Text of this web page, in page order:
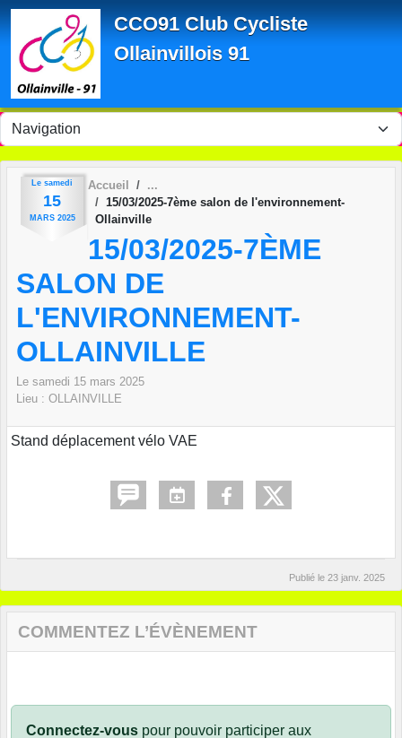
CCO91 Club Cycliste
Ollainvillois 91
Le samedi
15
MARS 2025
Accueil
15/03/2025-7ème salon de l'environnement-
Ollainville
15/03/2025-7ÈME
SALON DE
L'ENVIRONNEMENT-
OLLAINVILLE
Le samedi 15 mars 2025
Lieu : OLLAINVILLE
Stand déplacement vélo VAE
Publié le 23 janv. 2025
COMMENTEZ L’ÉVÈNEMENT
Connectez-vous pour pouvoir participer aux
Panneau de gestion des cookies